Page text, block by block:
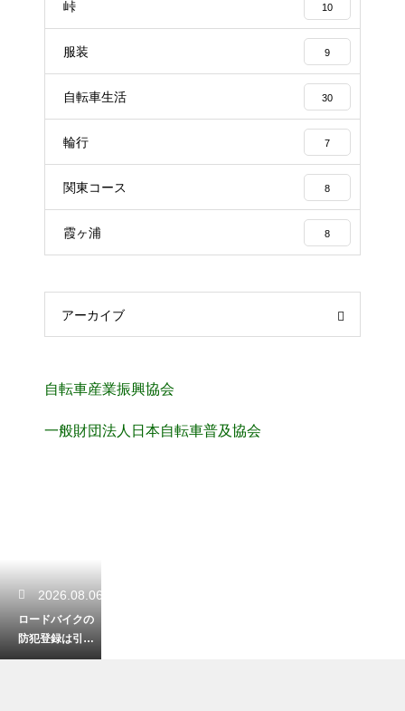
峠 10
服装 9
自転車生活 30
輪行 7
関東コース 8
霞ヶ浦 8
アーカイブ
自転車産業振興協会
一般財団法人日本自転車普及協会
2026.08.06
ロードバイクの
防犯登録は引っ
越しの時に手続